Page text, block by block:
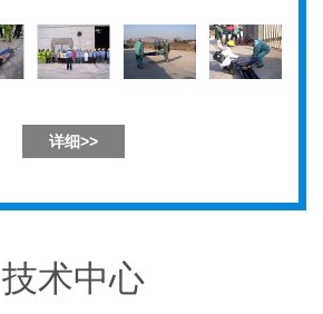
详细>>
技术中心